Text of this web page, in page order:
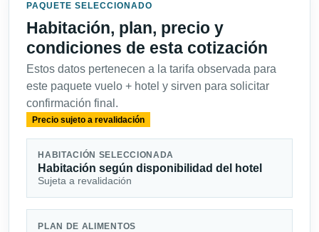
PAQUETE SELECCIONADO
Habitación, plan, precio y
condiciones de esta cotización
Estos datos pertenecen a la tarifa observada para
este paquete vuelo + hotel y sirven para solicitar
confirmación final.
Precio sujeto a revalidación
HABITACIÓN SELECCIONADA
Habitación según disponibilidad del hotel
Sujeta a revalidación
PLAN DE ALIMENTOS